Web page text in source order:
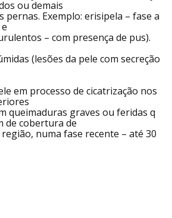
(proliferação de fungos ou ba
ou feridas com localizaçã
ou demais
pernas. Exemplo: erisipela – fase a
– com presença de pus).
(lesões da pele com secreção
em processo de cicatrização nos
numa fase recente – até 30